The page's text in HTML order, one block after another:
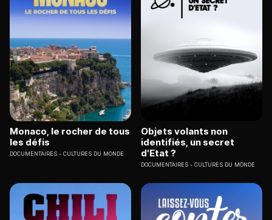
Monaco, le rocher de tous
les défis
DOCUMENTAIRES CULTURES DU MONDE
Objets volants non
identifiés, un secret
d'Etat ?
DOCUMENTAIRES CULTURES DU MONDE